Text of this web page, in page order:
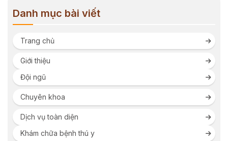
Danh mục bài viết
Trang chủ
Giới thiệu
Đội ngũ
Chuyên khoa
Dịch vụ toàn diện
Khám chữa bệnh thú y